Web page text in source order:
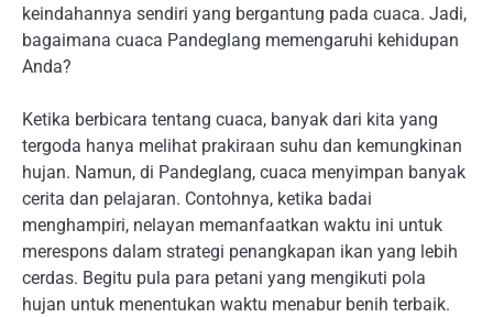
keindahannya sendiri yang bergantung pada cuaca. Jadi,
bagaimana cuaca Pandeglang memengaruhi kehidupan
Anda?
Ketika berbicara tentang cuaca, banyak dari kita yang
tergoda hanya melihat prakiraan suhu dan kemungkinan
hujan. Namun, di Pandeglang, cuaca menyimpan banyak
cerita dan pelajaran. Contohnya, ketika badai
menghampiri, nelayan memanfaatkan waktu ini untuk
merespons dalam strategi penangkapan ikan yang lebih
cerdas. Begitu pula para petani yang mengikuti pola
hujan untuk menentukan waktu menabur benih terbaik.